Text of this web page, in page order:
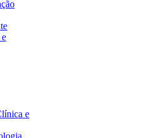
e